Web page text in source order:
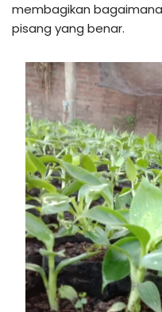
membagikan
pisang yang benar.